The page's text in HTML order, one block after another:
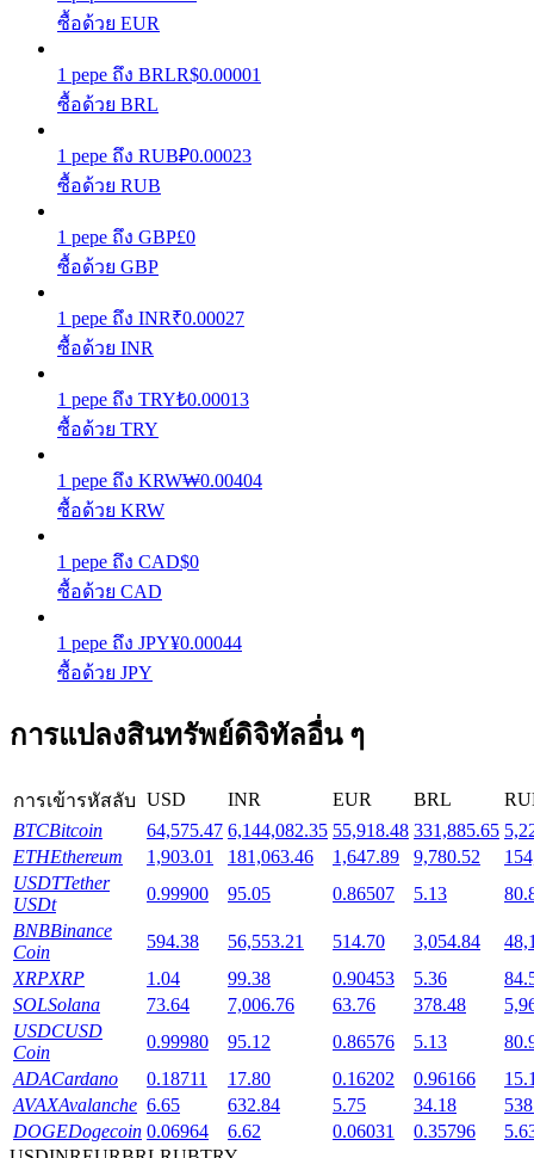
ผลตอบแทนสูงและเข้าถึงได้ทันที
Launchpool
การเซ้งแบบยืดหยุ่นเพื่อรับโทเคนยอดนิยม
การล็อค BTR
การลงทุนพิเศษสำหรับผู้ถือ BTR
ซื้อด้วย EUR
1 pepe ถึง BRLR$0.00001
ซื้อด้วย BRL
1 pepe ถึง RUB₽0.00023
ซื้อด้วย RUB
1 pepe ถึง GBP£0
ซื้อด้วย GBP
1 pepe ถึง INR₹0.00027
ซื้อด้วย INR
1 pepe ถึง TRY₺0.00013
ซื้อด้วย TRY
1 pepe ถึง KRW₩0.00404
ซื้อด้วย KRW
1 pepe ถึง CAD$0
ซื้อด้วย CAD
1 pepe ถึง JPY¥0.00044
ซื้อด้วย JPY
การแปลงสินทรัพย์ดิจิทัลอื่น ๆ
การเข้ารหัสลับ USD INR EUR BRL
BTCBitcoin 64,575.47 6,144,082.35 55,918.48 331,885.65
ETHEthereum 1,903.01 181,063.46 1,647.89 9,780.52
USDTTether
USDt
0.99900 95.05 0.86507 5.13
BNBBinance
Coin
594.38 56,553.21 514.70 3,054.84
XRPXRP 1.04 99.38 0.90453 5.36
SOLSolana 73.64 7,006.76 63.76 378.48
USDCUSD
Coin
0.99980 95.12 0.86576 5.13
ADACardano 0.18711 17.80 0.16202 0.96166
AVAXAvalanche 6.65 632.84 5.75 34.18
DOGEDogecoin 0.06964 6.62 0.06031 0.35796